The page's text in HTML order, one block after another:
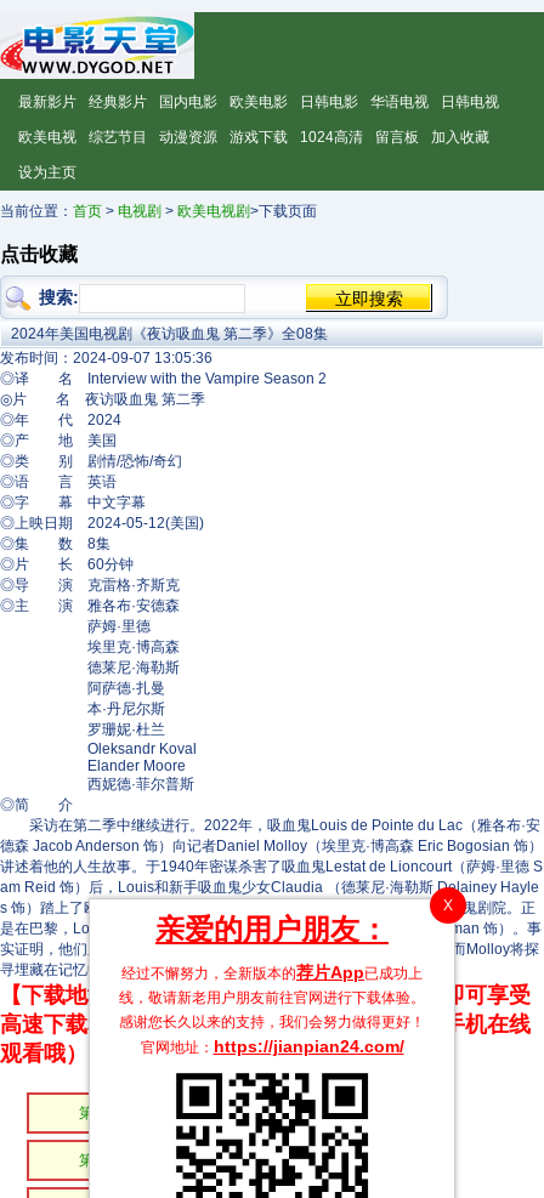
最新影片 经典影片 国内电影 欧美电影 日韩电影 华语电视 日韩电视
欧美电视 综艺节目 动漫资源 游戏下载 1024高清 留言板 加入收藏
设为主页
当前位置： 首页 > 电视剧 > 欧美电视剧>下载页面
点击收藏
搜索:
X
亲爱的用户朋友：
经过不懈努力，全新版本的荐片App已成功上
线，敬请新老用户朋友前往官网进行下载体验。
感谢您长久以来的支持，我们会努力做得更好！
官网地址： https://jianpian24.com/
2024年美国电视剧《夜访吸血鬼 第二季》全08集
发布时间：2024-09-07 13:05:36
◎译 名 Interview with the Vampire Season 2
◎片 名 夜访吸血鬼 第二季
◎年 代 2024
◎产 地 美国
◎类 别 剧情/恐怖/奇幻
◎语 言 英语
◎字 幕 中文字幕
◎上映日期 2024-05-12(美国)
◎集 数 8集
◎片 长 60分钟
◎导 演 克雷格·齐斯克
◎主 演 雅各布·安德森
萨姆·里德
埃里克·博高森
德莱尼·海勒斯
阿萨德·扎曼
本·丹尼尔斯
罗珊妮·杜兰
Oleksandr Koval
Elander Moore
西妮德·菲尔普斯
◎简 介
采访在第二季中继续进行。2022年，吸血鬼Louis de Pointe du Lac（雅各布·安
德森 Jacob Anderson 饰）向记者Daniel Molloy（埃里克·博高森 Eric Bogosian 饰）
讲述着他的人生故事。于1940年密谋杀害了吸血鬼Lestat de Lioncourt（萨姆·里德 S
am Reid 饰）后，Louis和新手吸血鬼少女Claudia （德莱尼·海勒斯 Delainey Hayle
s 饰）踏上了欧洲的冒险旅程，两人一起探寻旧世界吸血鬼和巴黎的吸血鬼剧院。正
是在巴黎，Louis第一次遇见了吸血鬼Armand（阿萨德·扎曼 Assad Zaman 饰）。事
实证明，他们之间的求爱和性关系会在过去和未来造成毁灭性的后果，而Molloy将探
寻埋藏在记忆中的真相。
【下载地址】本站专属下载器：点击下方链接 即可享受
高速下载和在线播放 专治迅雷无法下载（支持手机在线
观看哦）
第08集 第07集
第06集 第05集